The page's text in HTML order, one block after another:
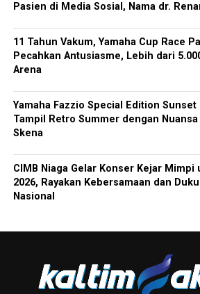
Pasien di Media Sosial, Nama dr.
11 Tahun Vakum, Yamaha Cup Race
Pecahkan Antusiasme, Lebih dari
Arena
Yamaha Fazzio Special Edition
Tampil Retro Summer dengan
Skena
CIMB Niaga Gelar Konser Kejar
2026, Rayakan Kebersamaan dan
Nasional